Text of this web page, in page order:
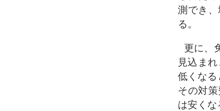
測でき
る。
更に、
見込ま
低くなる
その対
は安く